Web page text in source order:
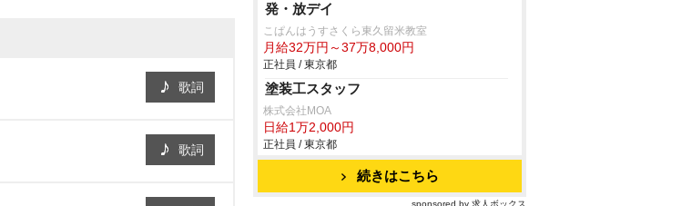
歌詞
歌詞
発・放デイ
こぱんはうすさくら東久留米教室
月給32万円～37万8,000円
正社員 / 東京都
塗装工スタッフ
株式会社MOA
日給1万2,000円
正社員 / 東京都
続きはこちら
sponsored by 求人ボックス